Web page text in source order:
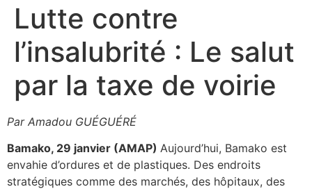
Lutte contre
l’insalubrité : Le salut
par la taxe de voirie
Par Amadou GUÉGUÉRÉ
Bamako, 29 janvier (AMAP) Aujourd’hui, Bamako est
envahie d’ordures et de plastiques. Des endroits
stratégiques comme des marchés, des hôpitaux, des